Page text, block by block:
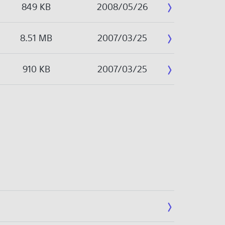
849 KB 2008/05/26
8.51 MB 2007/03/25
910 KB 2007/03/25